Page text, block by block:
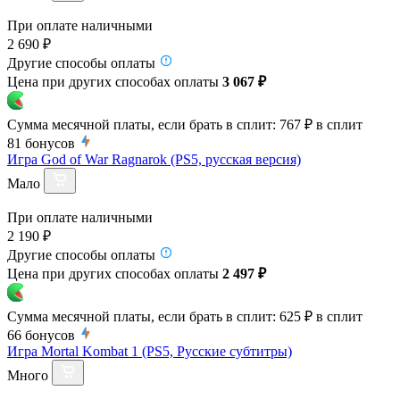
При оплате наличными
2 690 ₽
Другие способы оплаты
Цена при других способах оплаты 3 067 ₽
Сумма месячной платы, если брать в сплит: 767 ₽ в сплит
81 бонусов
Игра God of War Ragnarok (PS5, русская версия)
Мало
При оплате наличными
2 190 ₽
Другие способы оплаты
Цена при других способах оплаты 2 497 ₽
Сумма месячной платы, если брать в сплит: 625 ₽ в сплит
66 бонусов
Игра Mortal Kombat 1 (PS5, Русские субтитры)
Много